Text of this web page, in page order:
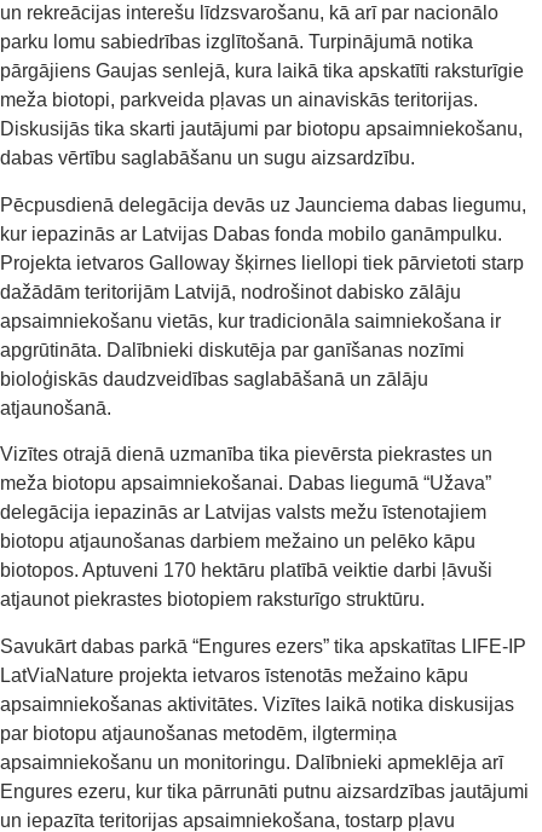
un rekreācijas interešu līdzsvarošanu, kā arī par nacionālo
parku lomu sabiedrības izglītošanā. Turpinājumā notika
pārgājiens Gaujas senlejā, kura laikā tika apskatīti raksturīgie
meža biotopi, parkveida pļavas un ainaviskās teritorijas.
Diskusijās tika skarti jautājumi par biotopu apsaimniekošanu,
dabas vērtību saglabāšanu un sugu aizsardzību.
Pēcpusdienā delegācija devās uz Jaunciema dabas liegumu,
kur iepazinās ar Latvijas Dabas fonda mobilo ganāmpulku.
Projekta ietvaros Galloway šķirnes liellopi tiek pārvietoti starp
dažādām teritorijām Latvijā, nodrošinot dabisko zālāju
apsaimniekošanu vietās, kur tradicionāla saimniekošana ir
apgrūtināta. Dalībnieki diskutēja par ganīšanas nozīmi
bioloģiskās daudzveidības saglabāšanā un zālāju
atjaunošanā.
Vizītes otrajā dienā uzmanība tika pievērsta piekrastes un
meža biotopu apsaimniekošanai. Dabas liegumā “Užava”
delegācija iepazinās ar Latvijas valsts mežu īstenotajiem
biotopu atjaunošanas darbiem mežaino un pelēko kāpu
biotopos. Aptuveni 170 hektāru platībā veiktie darbi ļāvuši
atjaunot piekrastes biotopiem raksturīgo struktūru.
Savukārt dabas parkā “Engures ezers” tika apskatītas LIFE-IP
LatViaNature projekta ietvaros īstenotās mežaino kāpu
apsaimniekošanas aktivitātes. Vizītes laikā notika diskusijas
par biotopu atjaunošanas metodēm, ilgtermiņa
apsaimniekošanu un monitoringu. Dalībnieki apmeklēja arī
Engures ezeru, kur tika pārrunāti putnu aizsardzības jautājumi
un iepazīta teritorijas apsaimniekošana, tostarp pļavu